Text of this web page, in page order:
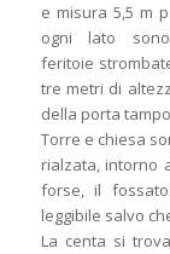
e misura 5,5 m
ogni lato
feritoie
tre metri di
della porta
Torre e chiesa
rialzata, intorno
forse, il
leggibile salvo
La centa si